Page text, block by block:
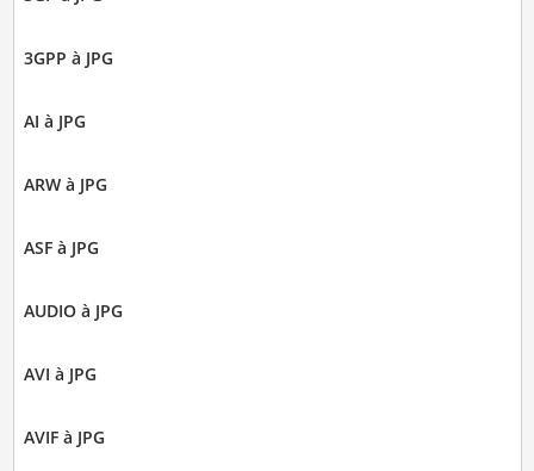
3GPP à JPG
AI à JPG
ARW à JPG
ASF à JPG
AUDIO à JPG
AVI à JPG
AVIF à JPG